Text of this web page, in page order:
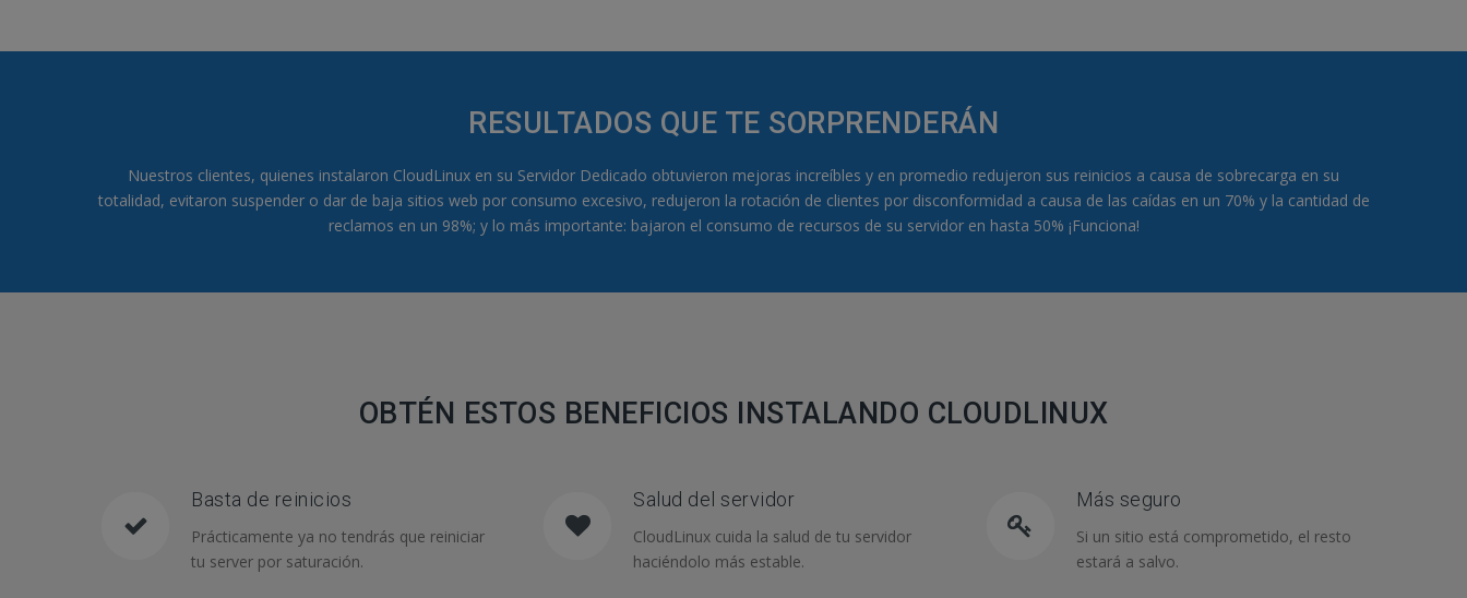
RESULTADOS QUE TE SORPRENDERÁN
Nuestros clientes, quienes instalaron CloudLinux en su Servidor Dedicado obtuvieron mejoras increíbles y en promedio redujeron sus reinicios a causa de sobrecarga en su
totalidad, evitaron suspender o dar de baja sitios web por consumo excesivo, redujeron la rotación de clientes por disconformidad a causa de las caídas en un 70% y la cantidad de
reclamos en un 98%; y lo más importante: bajaron el consumo de recursos de su servidor en hasta 50% ¡Funciona!
OBTÉN ESTOS BENEFICIOS INSTALANDO CLOUDLINUX
Basta de reinicios
Prácticamente ya no tendrás que reiniciar
tu server por saturación.
Salud del servidor
CloudLinux cuida la salud de tu servidor
haciéndolo más estable.
Más seguro
Si un sitio está comprometido, el resto
estará a salvo.